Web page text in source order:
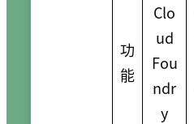
功
能
Clo
ud
Fou
ndr
y